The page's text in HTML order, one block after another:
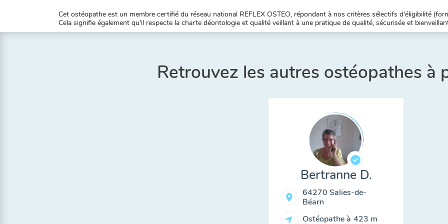
Cet ostéopathe est un membre certifié du réseau national REFLEX OSTEO, répondant à nos critères sélectifs d'éligibilité
Cela signifie également qu'il respecte la charte déontologie et qualité veillant à une pratique de qualité, sécurisée et
Retrouvez les autres ostéopathes à
Bertranne D.
64270 Salies-de-
Béarn
Ostéopathe à 423 m